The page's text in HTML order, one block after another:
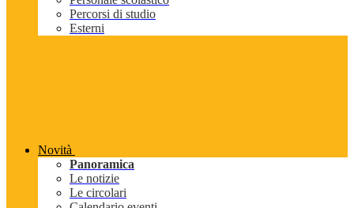
Percorsi di studio
Esterni
Novità
Panoramica
Le notizie
Le circolari